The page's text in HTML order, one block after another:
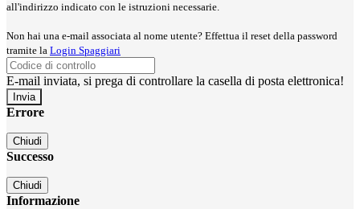
all'indirizzo indicato con le istruzioni necessarie.
Non hai una e-mail associata al nome utente? Effettua il reset della password
tramite la Login Spaggiari
E-mail inviata, si prega di controllare la casella di posta elettronica!
Errore
Chiudi
Successo
Chiudi
Informazione